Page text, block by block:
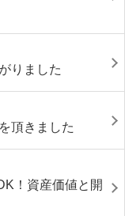
りました
頂きました
！資産価値と開